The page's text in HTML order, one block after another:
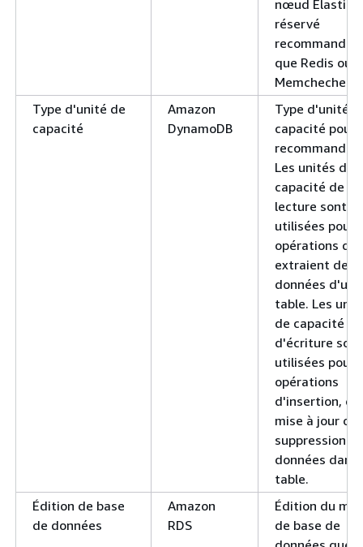
nœud
réservé
recommandé,
que Redis ou
Memcheched.
Type d'unité de
capacité
Amazon
DynamoDB
Type d'unité
capacité pour
Les unités de
capacité de
lecture sont
utilisées pour
opérations qui
extraient des
données d'une
table. Les
de capacité
d'écriture sont
utilisées pour
opérations
d'insertion, de
mise à jour ou
suppression
données dans
table.
Édition de base
de données
Amazon
RDS
Édition du
de base de